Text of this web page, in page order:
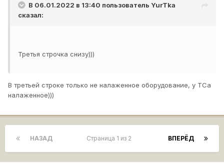
В 06.01.2022 в 13:40 пользователь YurTka
сказал:
Третья строчка снизу)))
В третьей строке только не налаженное оборудование, у ТСа
налаженное)))
НАЗАД ВПЕРЁД
Страница 1 из 2